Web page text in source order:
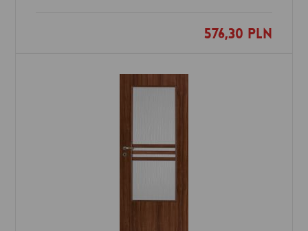
576,30 PLN
Dodaj do ulubionych